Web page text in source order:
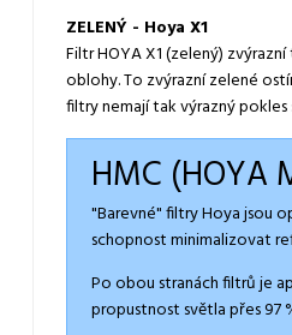
ZELENÝ - Hoya X1
Filtr HOYA X1 (zelený)
oblohy. To zvýrazní zelené
filtry nemají tak výrazný
HMC (HOYA
"Barevné" filtry Hoya jsou
schopnost minimalizovat
Po obou stranách filtrů je
propustnost světla přes 97